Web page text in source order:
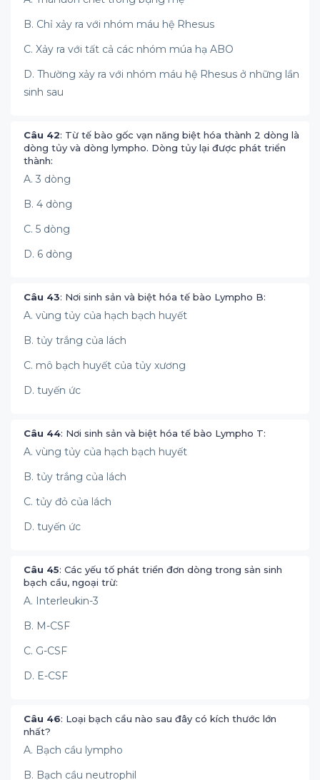
B. Chỉ xảy ra với nhóm máu hệ Rhesus
C. Xảy ra với tất cả các nhóm múa hạ ABO
D. Thường xảy ra với nhóm máu hệ Rhesus ở những lần
sinh sau
Câu 42: Từ tế bào gốc vạn năng biệt hóa thành 2 dòng là
dòng tủy và dòng lympho. Dòng tủy lại được phát triển
thành:
A. 3 dòng
B. 4 dòng
C. 5 dòng
D. 6 dòng
Câu 43: Nơi sinh sản và biệt hóa tế bào Lympho B:
A. vùng tủy của hạch bạch huyết
B. tủy trắng của lách
C. mô bạch huyết của tủy xương
D. tuyến ức
Câu 44: Nơi sinh sản và biệt hóa tế bào Lympho T:
A. vùng tủy của hạch bạch huyết
B. tủy trắng của lách
C. tủy đỏ của lách
D. tuyến ức
Câu 45: Các yếu tố phát triển đơn dòng trong sản sinh
bạch cầu, ngoại trừ:
A. Interleukin-3
B. M-CSF
C. G-CSF
D. E-CSF
Câu 46: Loại bạch cầu nào sau đây có kích thước lớn
nhất?
A. Bạch cầu lympho
B. Bạch cầu neutrophil